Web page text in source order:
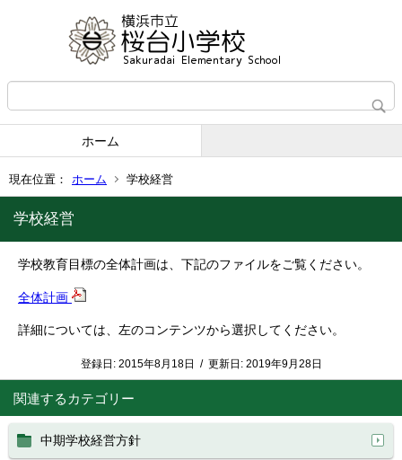
ホーム
現在位置： ホーム 学校経営
学校経営
学校教育目標の全体計画は、下記のファイルをご覧ください。
全体計画
詳細については、左のコンテンツから選択してください。
登録日: 2015年8月18日 / 更新日: 2019年9月28日
関連するカテゴリー
中期学校経営方針